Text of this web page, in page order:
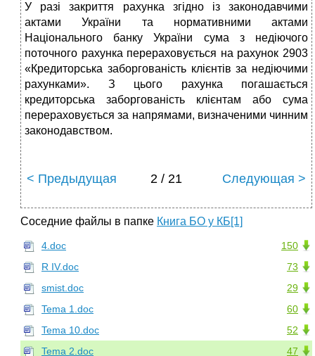
У разі закриття рахунка згідно із законодавчими
актами Украї­ни та нормативними актами
Національного банку України сума з недіючого
поточного рахунка перераховується на рахунок 2903
«Кредиторська заборгованість клієнтів за недіючими
рахунка­ми». З цього рахунка погашається
кредиторська заборгованість клієнтам або сума
перераховується за напрямами, визначеними чинним
законодавством.
< Предыдущая 2 / 21 Следующая >
Соседние файлы в папке Книга БО у КБ[1]
150
4.doc
73
R IV.doc
29
smist.doc
60
Tema 1.doc
52
Tema 10.doc
47
Tema 2.doc